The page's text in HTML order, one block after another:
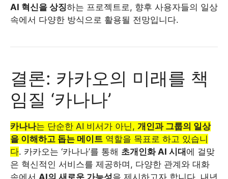
AI 혁신을 상징하는 프로젝트로, 향후 사용자들의 일상
속에서 다양한 방식으로 활용될 전망입니다.
결론: 카카오의 미래를 책
임질 ‘카나나’
카나나는 단순한 AI 비서가 아닌, 개인과 그룹의 일상
을 이해하고 돕는 메이트 역할을 목표로 하고 있습니
다. 카카오는 ‘카나나’를 통해 초개인화 AI 시대에 걸맞
은 혁신적인 서비스를 제공하며, 다양한 관계와 대화
속에서 AI의 새로운 가능성을 제시하고자 합니다. 내년